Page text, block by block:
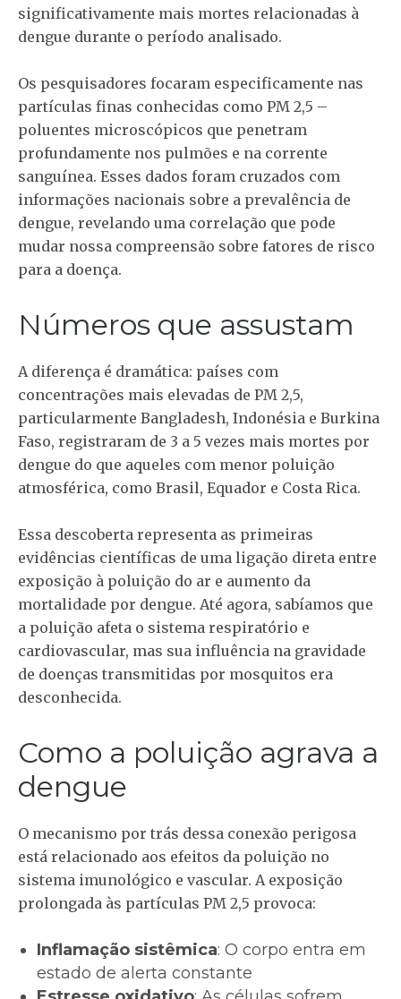
significativamente mais mortes relacionadas à
dengue durante o período analisado.
Os pesquisadores focaram especificamente nas
partículas finas conhecidas como PM 2,5 –
poluentes microscópicos que penetram
profundamente nos pulmões e na corrente
sanguínea. Esses dados foram cruzados com
informações nacionais sobre a prevalência de
dengue, revelando uma correlação que pode
mudar nossa compreensão sobre fatores de risco
para a doença.
Números que assustam
A diferença é dramática: países com
concentrações mais elevadas de PM 2,5,
particularmente Bangladesh, Indonésia e Burkina
Faso, registraram de 3 a 5 vezes mais mortes por
dengue do que aqueles com menor poluição
atmosférica, como Brasil, Equador e Costa Rica.
Essa descoberta representa as primeiras
evidências científicas de uma ligação direta entre
exposição à poluição do ar e aumento da
mortalidade por dengue. Até agora, sabíamos que
a poluição afeta o sistema respiratório e
cardiovascular, mas sua influência na gravidade
de doenças transmitidas por mosquitos era
desconhecida.
Como a poluição agrava a
dengue
O mecanismo por trás dessa conexão perigosa
está relacionado aos efeitos da poluição no
sistema imunológico e vascular. A exposição
prolongada às partículas PM 2,5 provoca:
Inflamação sistêmica: O corpo entra em
estado de alerta constante